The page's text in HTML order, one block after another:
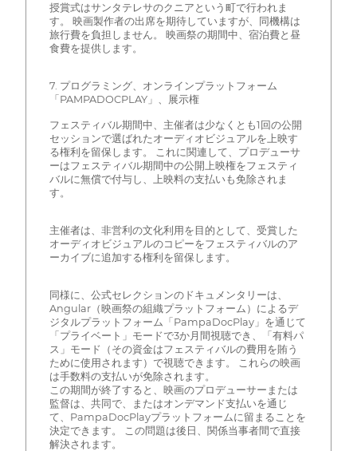
授賞式はサンタテレサのクニアという町で行われま
す。 映画製作者の出席を期待していますが、同機構は
旅行費を負担しません。 映画祭の期間中、宿泊費と昼
食費を提供します。
7. プログラミング、オンラインプラットフォーム
「PAMPADOCPLAY」、展示権
フェスティバル期間中、主催者は少なくとも1回の公開
セッションで選ばれたオーディオビジュアルを上映す
る権利を留保します。 これに関連して、プロデューサ
ーはフェスティバル期間中の公開上映権をフェスティ
バルに無償で付与し、上映料の支払いも免除されま
す。
主催者は、非営利の文化利用を目的として、受賞した
オーディオビジュアルのコピーをフェスティバルのア
ーカイブに追加する権利を留保します。
同様に、公式セレクションのドキュメンタリーは、
Angular（映画祭の組織プラットフォーム）によるデ
ジタルプラットフォーム「PampaDocPlay」を通じて
「プライベート」モードで3か月間視聴でき、「有料パ
ス」モード（その資金はフェスティバルの費用を賄う
ために使用されます）で視聴できます。 これらの映画
は手数料の支払いが免除されます。
この期間が終了すると、映画のプロデューサーまたは
監督は、共同で、またはオンデマンド支払いを通じ
て、PampaDocPlayプラットフォームに留まることを
決定できます。 この問題は後日、関係当事者間で直接
解決されます。